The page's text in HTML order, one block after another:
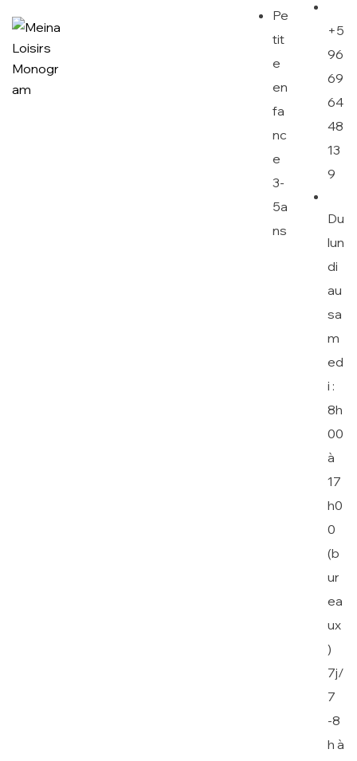
Pe
tit
e
en
fa
nc
e
3-
5a
ns
+5
96
69
64
48
13
9
Du
lun
di
au
sa
m
ed
i :
8h
00
à
17
h0
0
(b
ur
ea
ux
)
7j/
7
-8
h à